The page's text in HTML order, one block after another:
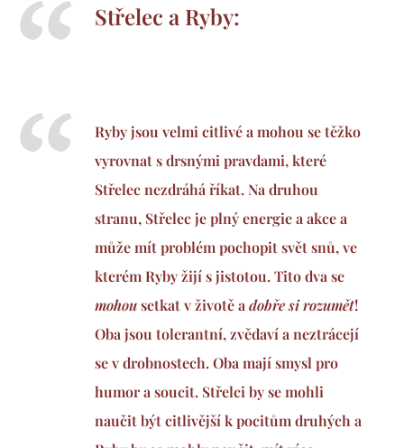
Střelec a Ryby:
Ryby jsou velmi citlivé a mohou se těžko
vyrovnat s drsnými pravdami, které
Střelec nezdráhá říkat. Na druhou
stranu, Střelec je plný energie a akce a
může mít problém pochopit svět snů, ve
kterém Ryby žijí s jistotou. Tito dva se
mohousetkat v životě a dobře si rozumět!
Oba jsou tolerantní, zvědaví a neztrácejí
se v drobnostech. Oba mají smysl pro
humor a soucit. Střelci by se mohli
naučit být citlivější k pocitům druhých a